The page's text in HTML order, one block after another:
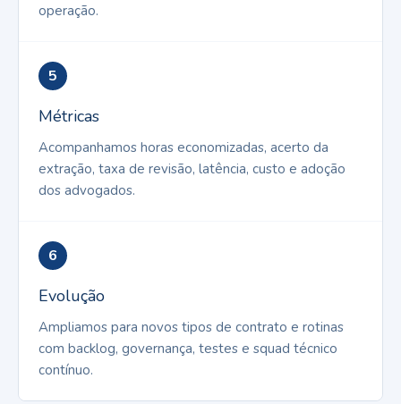
operação.
5
Métricas
Acompanhamos horas economizadas, acerto da
extração, taxa de revisão, latência, custo e adoção
dos advogados.
6
Evolução
Ampliamos para novos tipos de contrato e rotinas
com backlog, governança, testes e squad técnico
contínuo.